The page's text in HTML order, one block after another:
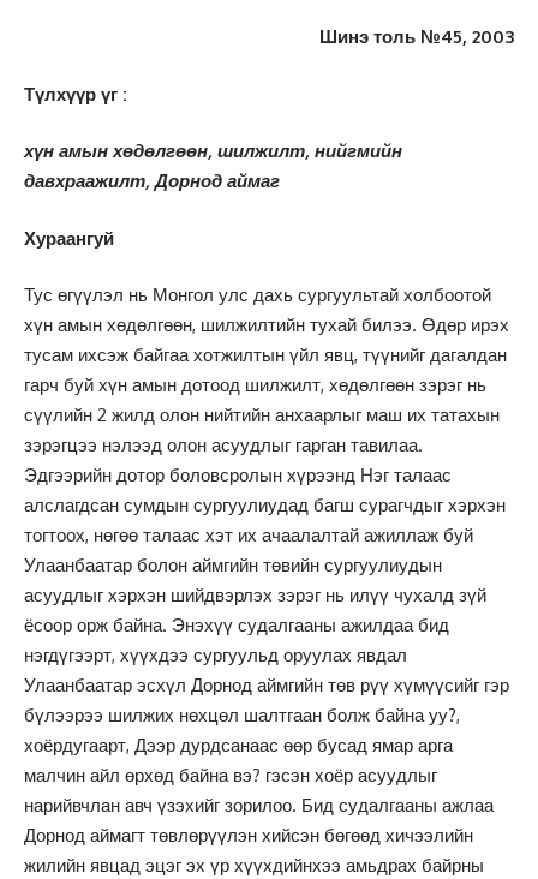
Шинэ толь №45, 2003
Түлхүүр үг :
хүн амын хөдөлгөөн, шилжилт, нийгмийн
давхраажилт, Дорнод аймаг
Хураангуй
Тус өгүүлэл нь Монгол улс дахь сургуультай холбоотой
хүн амын хөдөлгөөн, шилжилтийн тухай билээ. Өдөр ирэх
тусам ихсэж байгаа хотжилтын үйл явц, түүнийг дагалдан
гарч буй хүн амын дотоод шилжилт, хөдөлгөөн зэрэг нь
сүүлийн 2 жилд олон нийтийн анхаарлыг маш их татахын
зэрэгцээ нэлээд олон асуудлыг гарган тавилаа.
Эдгээрийн дотор боловсролын хүрээнд Нэг талаас
алслагдсан сумдын сургуулиудад багш сурагчдыг хэрхэн
тогтоох, нөгөө талаас хэт их ачаалалтай ажиллаж буй
Улаанбаатар болон аймгийн төвийн сургуулиудын
асуудлыг хэрхэн шийдвэрлэх зэрэг нь илүү чухалд зүй
ёсоор орж байна. Энэхүү судалгааны ажилдаа бид
нэгдүгээрт, хүүхдээ сургуульд оруулах явдал
Улаанбаатар эсхүл Дорнод аймгийн төв рүү хүмүүсийг гэр
бүлээрээ шилжих нөхцөл шалтгаан болж байна уу?,
хоёрдугаарт, Дээр дурдсанаас өөр бусад ямар арга
малчин айл өрхөд байна вэ? гэсэн хоёр асуудлыг
нарийвчлан авч үзэхийг зорилоо. Бид судалгааны ажлаа
Дорнод аймагт төвлөрүүлэн хийсэн бөгөөд хичээлийн
жилийн явцад эцэг эх үр хүүхдийнхээ амьдрах байрны